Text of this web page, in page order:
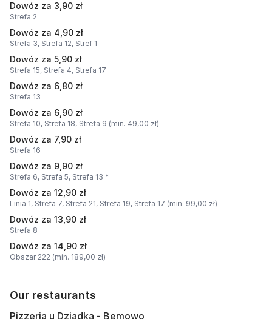
Dowóz za 3,90 zł
Strefa 2
Dowóz za 4,90 zł
Strefa 3, Strefa 12, Stref 1
Dowóz za 5,90 zł
Strefa 15, Strefa 4, Strefa 17
Dowóz za 6,80 zł
Strefa 13
Dowóz za 6,90 zł
Strefa 10, Strefa 18, Strefa 9 (min. 49,00 zł)
Dowóz za 7,90 zł
Strefa 16
Dowóz za 9,90 zł
Strefa 6, Strefa 5, Strefa 13 *
Dowóz za 12,90 zł
Linia 1, Strefa 7, Strefa 21, Strefa 19, Strefa 17 (min. 99,00 zł)
Dowóz za 13,90 zł
Strefa 8
Dowóz za 14,90 zł
Obszar 222 (min. 189,00 zł)
Our restaurants
Pizzeria u Dziadka - Bemowo